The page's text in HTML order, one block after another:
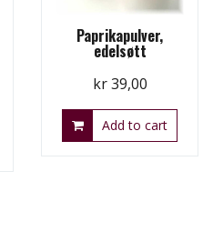
Paprikapulver,
edelsøtt
kr39,00
Add to cart